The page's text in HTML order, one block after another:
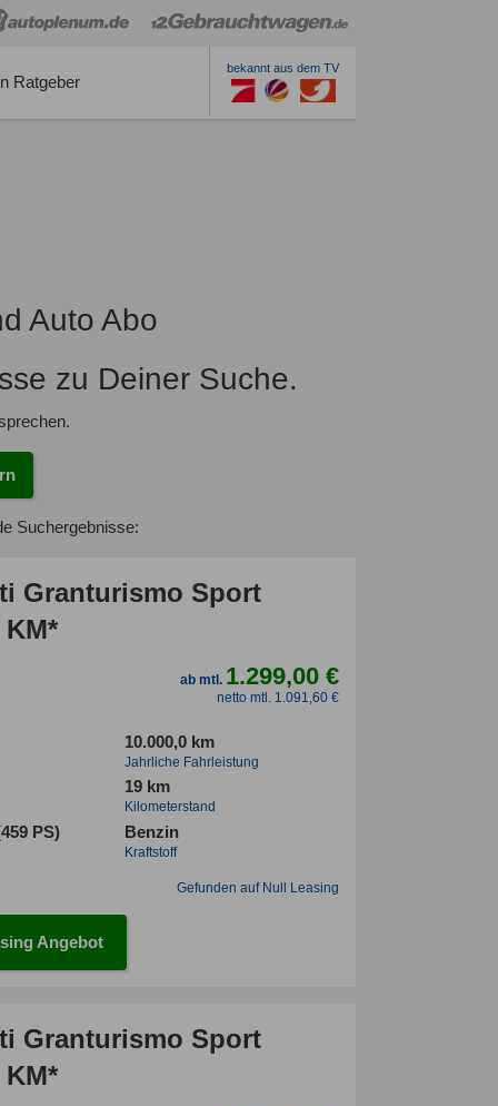
Ratgeber
bekannt aus dem TV
Auto Abo
zu Deiner Suche.
Suchergebnisse:
Granturismo Sport
KM*
ab mtl. 1.299,00 €
netto mtl. 1.091,60 €
10.000,0 km
Jahrliche Fahrleistung
19 km
Kilometerstand
PS) Benzin
Kraftstoff
Gefunden auf Null Leasing
Angebot
Granturismo Sport
KM*